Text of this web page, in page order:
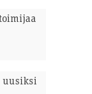
uusiksi